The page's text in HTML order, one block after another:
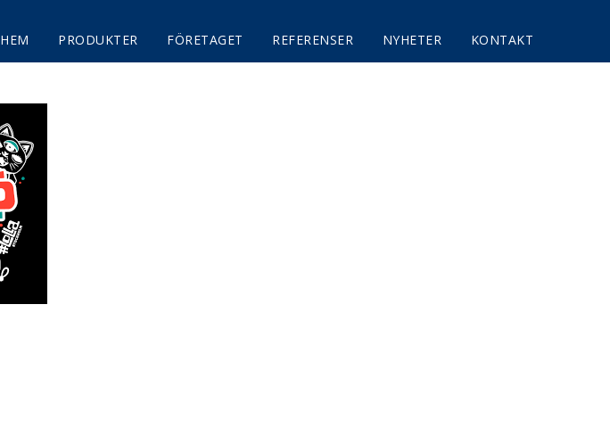
HEM PRODUKTER FÖRETAGET REFERENSER NYHETER KONTAKT